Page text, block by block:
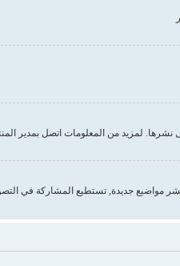
لمزيد من المعلومات اتصل بمدير
مواضيع جديدة, تستطيع المشاركة في